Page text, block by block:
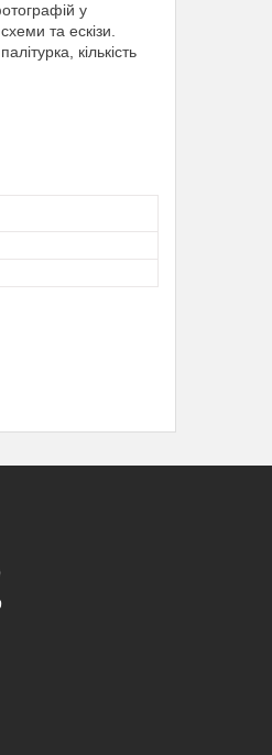
у
та ескізи.
кількість